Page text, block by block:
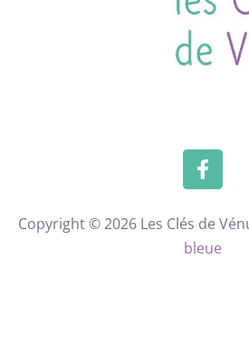
Copyright © 2026 Les Clés de
bleue